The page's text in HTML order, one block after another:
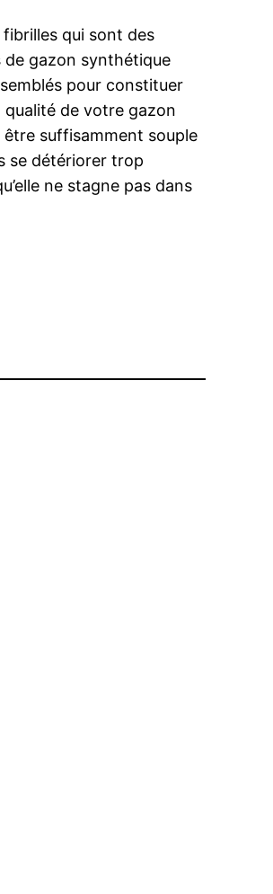
qui sont des
de gazon synthétique
pour constituer
qualité de votre gazon
suffisamment souple
se détériorer trop
ne stagne pas dans